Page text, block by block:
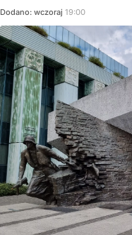
Dodano: wczoraj 19:00